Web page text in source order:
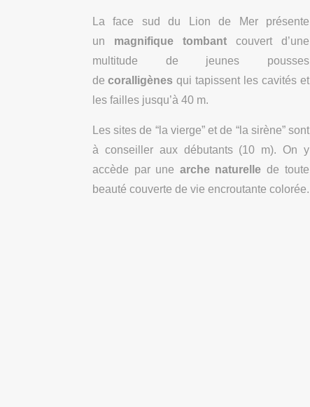
La face sud du Lion de Mer présente
un magnifique tombant couvert d’une
multitude de jeunes pousses
de coralligènes qui tapissent les cavités et
les failles jusqu’à 40 m.
Les sites de “la vierge” et de “la sirène” sont
à conseiller aux débutants (10 m). On y
accède par une arche naturelle de toute
beauté couverte de vie encroutante colorée.